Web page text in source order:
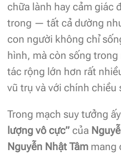
chữa lành hay cảm giác
trong — tất cả dường
con người không chỉ
hình, mà còn sống
tác rộng lớn hơn rất
vũ trụ và với chính chiều
Trong mạch suy tưởng
lượng vô cực” của
Nguyễn Nhật Tâm mang